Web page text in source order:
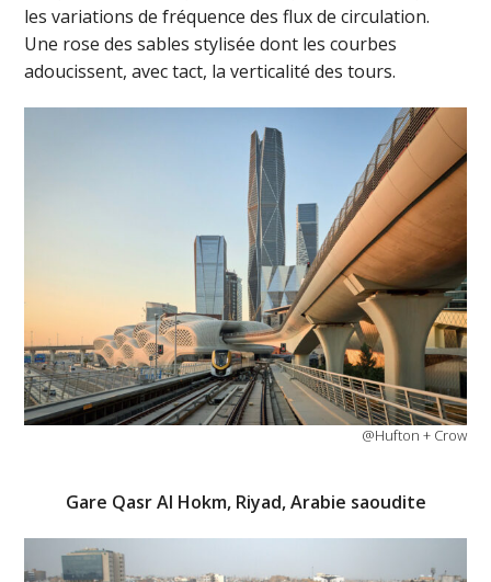
les variations de fréquence des flux de circulation.
Une rose des sables stylisée dont les courbes
adoucissent, avec tact, la verticalité des tours.
@Hufton + Crow
Gare Qasr Al Hokm, Riyad, Arabie saoudite